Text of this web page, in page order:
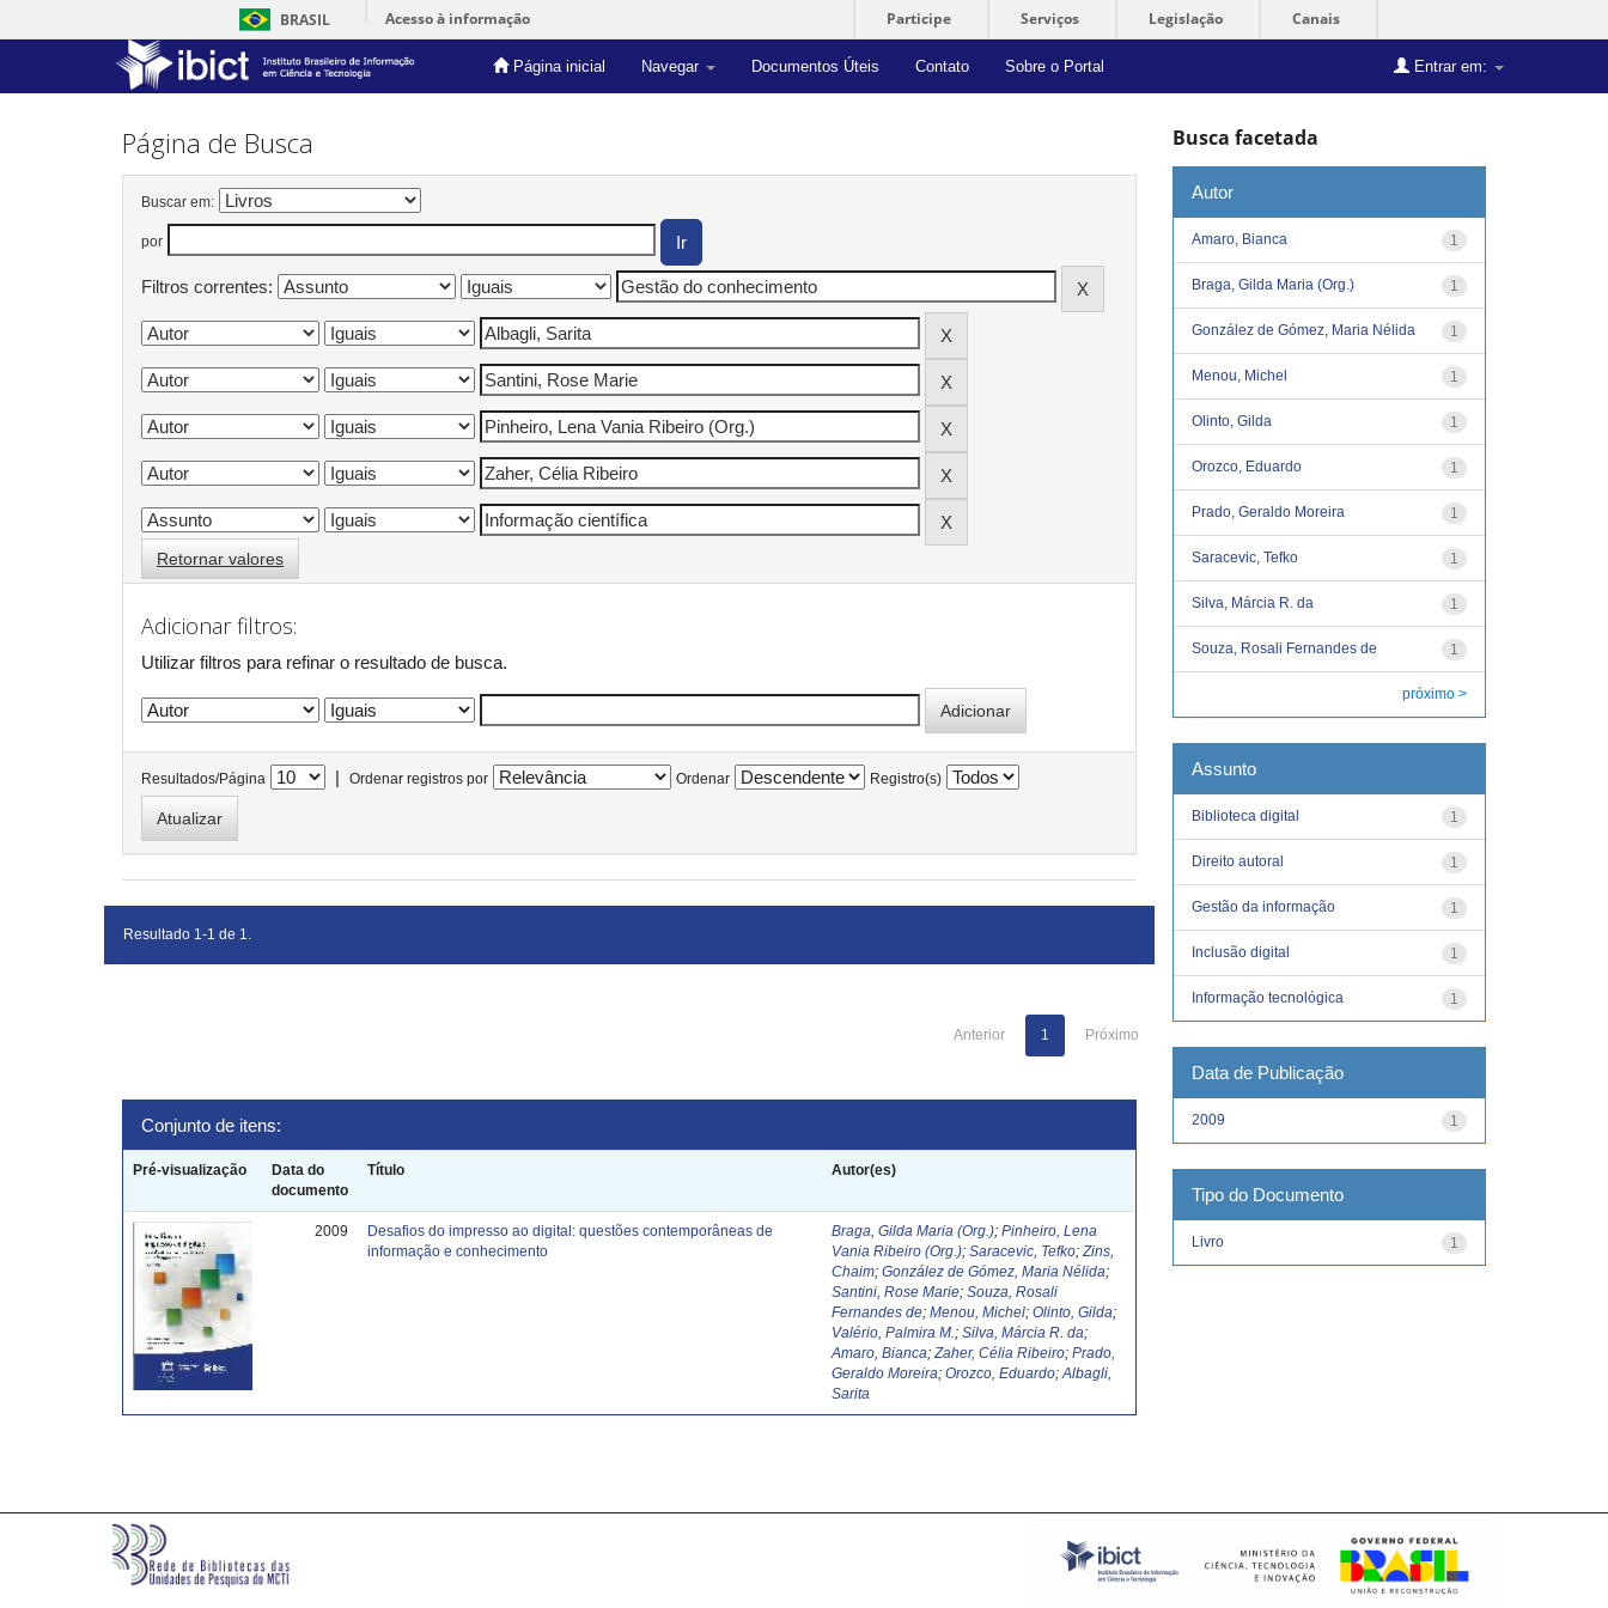
BRASIL Acesso à informação Participe Serviços Legislação Canais
Página inicial Navegar Documentos Úteis Contato Sobre o Portal Entrar em:
Skip
Página de Busca
Buscar em:
por
Filtros correntes:
Retornar valores
Adicionar filtros:
Utilizar filtros para refinar o resultado de busca.
Resultados/Página | Ordenar registros por Ordenar Registro(s)
Resultado 1-1 de 1.
Anterior 1 Próximo
Conjunto de itens:
Pré-visualização
Data do
documento
Título Autor(es)
2009
Desafios do impresso ao digital: questões contemporâneas de
informação e conhecimento
Braga, Gilda Maria (Org.);Pinheiro, Lena
Vania Ribeiro (Org.);Saracevic, Tefko;Zins,
Chaim;González de Gómez, Maria Nélida;
Santini, Rose Marie;Souza, Rosali
Fernandes de;Menou, Michel;Olinto, Gilda;
Valério, Palmira M. ;Silva, Márcia R. da;
Amaro, Bianca;Zaher, Célia Ribeiro;Prado,
Geraldo Moreira;Orozco, Eduardo;Albagli,
Sarita
Busca facetada
Autor
1
Amaro, Bianca
1
Braga, Gilda Maria (Org.)
1
González de Gómez, Maria Nélida
1
Menou, Michel
1
Olinto, Gilda
1
Orozco, Eduardo
1
Prado, Geraldo Moreira
1
Saracevic, Tefko
1
Silva, Márcia R. da
1
Souza, Rosali Fernandes de
próximo >
Assunto
1
Biblioteca digital
1
Direito autoral
1
Gestão da informação
1
Inclusão digital
1
Informação tecnológica
Data de Publicação
1
2009
Tipo do Documento
1
Livro